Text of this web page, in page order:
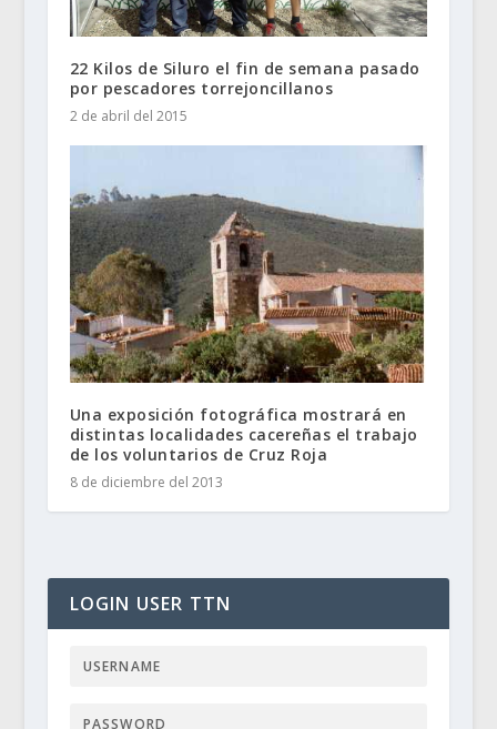
22 Kilos de Siluro el fin de semana pasado
por pescadores torrejoncillanos
2 de abril del 2015
Una exposición fotográfica mostrará en
distintas localidades cacereñas el trabajo
de los voluntarios de Cruz Roja
8 de diciembre del 2013
LOGIN USER TTN